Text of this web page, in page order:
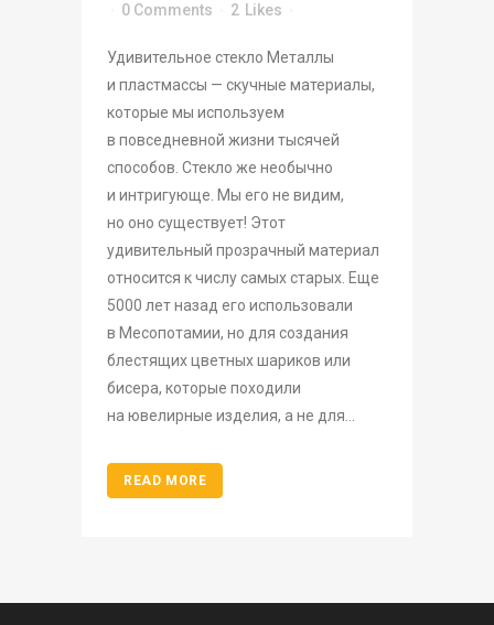
0 Comments
2 Likes
Удивительное стекло Металлы
и пластмассы — скучные материалы,
которые мы используем
в повседневной жизни тысячей
способов. Стекло же необычно
и интригующе. Мы его не видим,
но оно существует! Этот
удивительный прозрачный материал
относится к числу самых старых. Еще
5000 лет назад его использовали
в Месопотамии, но для создания
блестящих цветных шариков или
бисера, которые походили
на ювелирные изделия, а не для...
READ MORE